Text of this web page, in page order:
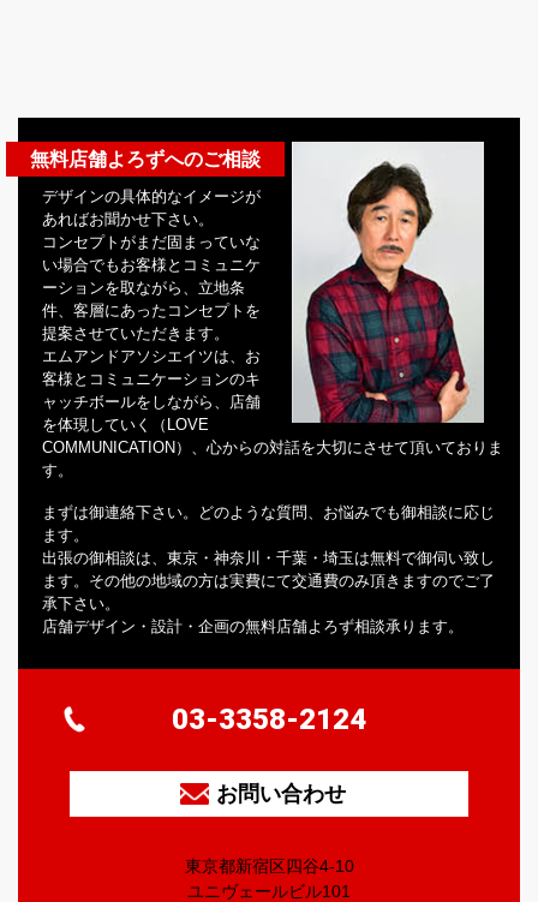
無料店舗よろずへのご相談
デザインの具体的なイメージが
あればお聞かせ下さい。
コンセプトがまだ固まっていな
い場合でもお客様とコミュニケ
ーションを取ながら、立地条
件、客層にあったコンセプトを
提案させていただきます。
エムアンドアソシエイツは、お
客様とコミュニケーションのキ
ャッチボールをしながら、店舗
を体現していく（LOVE
COMMUNICATION）、心からの対話を大切にさせて頂いておりま
す。
まずは御連絡下さい。どのような質問、お悩みでも御相談に応じ
ます。
出張の御相談は、東京・神奈川・千葉・埼玉は無料で御伺い致し
ます。その他の地域の方は実費にて交通費のみ頂きますのでご了
承下さい。
店舗デザイン・設計・企画の無料店舗よろず相談承ります。
03-3358-2124
お問い合わせ
東京都新宿区四谷4-10
ユニヴェールビル101